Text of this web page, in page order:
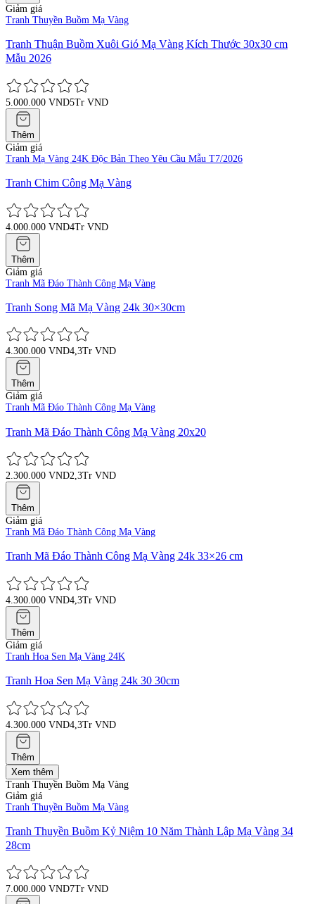
Giảm giá
Tranh Thuyền Buồm Mạ Vàng
Tranh Thuận Buồm Xuôi Gió Mạ Vàng Kích Thước 30x30 cm
Mẫu 2026
5.000.000 VND5Tr VND
Thêm
Giảm giá
Tranh Mạ Vàng 24K Độc Bản Theo Yêu Cầu Mẫu T7/2026
Tranh Chim Công Mạ Vàng
4.000.000 VND4Tr VND
Thêm
Giảm giá
Tranh Mã Đáo Thành Công Mạ Vàng
Tranh Song Mã Mạ Vàng 24k 30×30cm
4.300.000 VND4,3Tr VND
Thêm
Giảm giá
Tranh Mã Đáo Thành Công Mạ Vàng
Tranh Mã Đáo Thành Công Mạ Vàng 20x20
2.300.000 VND2,3Tr VND
Thêm
Giảm giá
Tranh Mã Đáo Thành Công Mạ Vàng
Tranh Mã Đáo Thành Công Mạ Vàng 24k 33×26 cm
4.300.000 VND4,3Tr VND
Thêm
Giảm giá
Tranh Hoa Sen Mạ Vàng 24K
Tranh Hoa Sen Mạ Vàng 24k 30 30cm
4.300.000 VND4,3Tr VND
Thêm
Xem thêm
Tranh Thuyền Buồm Mạ Vàng
Giảm giá
Tranh Thuyền Buồm Mạ Vàng
Tranh Thuyền Buồm Kỷ Niệm 10 Năm Thành Lập Mạ Vàng 34
28cm
7.000.000 VND7Tr VND